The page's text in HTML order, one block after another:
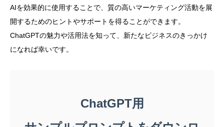
AIを効果的に使用することで、質の高いマーケティング活動を展
開するためのヒントやサポートを得ることができます。
ChatGPTの魅力や活用法を知って、新たなビジネスのきっかけ
になれば幸いです。